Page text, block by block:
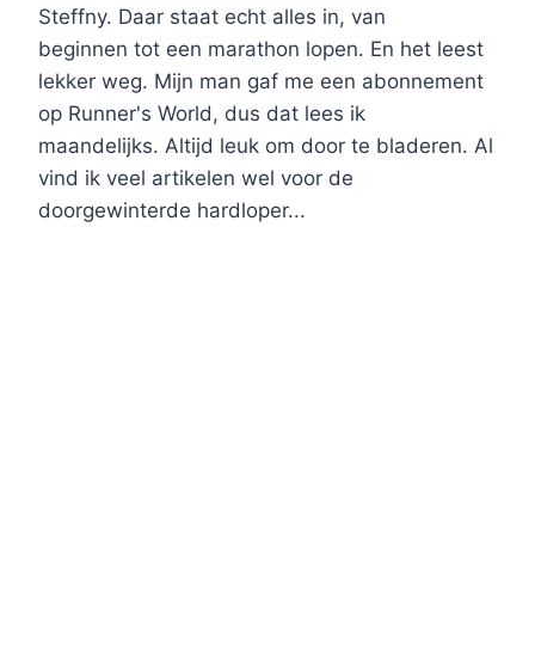
Steffny. Daar staat echt alles in, van
beginnen tot een marathon lopen. En het leest
lekker weg. Mijn man gaf me een abonnement
op Runner's World, dus dat lees ik
maandelijks. Altijd leuk om door te bladeren. Al
vind ik veel artikelen wel voor de
doorgewinterde hardloper...